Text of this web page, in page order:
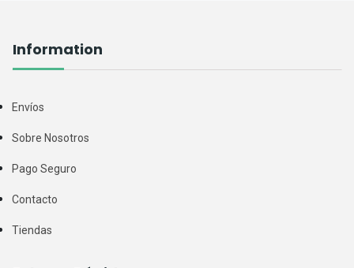
Information
Envíos
Sobre Nosotros
Pago Seguro
Contacto
Tiendas